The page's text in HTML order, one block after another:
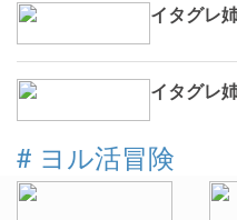
イタグレ
イタグレ
# ヨル活冒険